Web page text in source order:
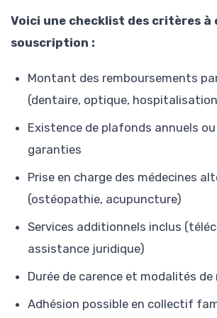
Voici une checklist des critères
souscription :
Montant des remboursements
(dentaire, optique,
Existence de plafonds annuels
garanties
Prise en charge des médecines
(ostéopathie, acupuncture)
Services additionnels inclus
assistance juridique)
Durée de carence et modalités
Adhésion possible en collectif